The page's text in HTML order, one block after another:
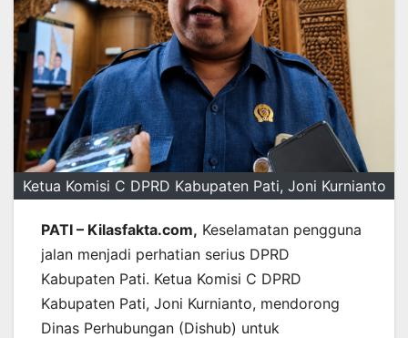
Ketua Komisi C DPRD Kabupaten Pati, Joni Kurnianto
PATI – Kilasfakta.com, Keselamatan pengguna
jalan menjadi perhatian serius DPRD
Kabupaten Pati. Ketua Komisi C DPRD
Kabupaten Pati, Joni Kurnianto, mendorong
Dinas Perhubungan (Dishub) untuk